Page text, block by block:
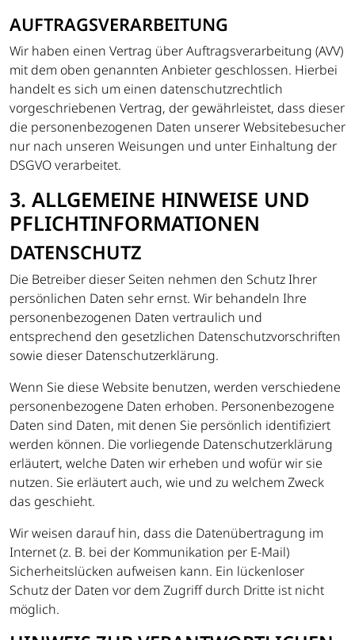
AUFTRAGSVERARBEITUNG
Wir haben einen Vertrag über Auftragsverarbeitung (AVV)
mit dem oben genannten Anbieter geschlossen. Hierbei
handelt es sich um einen datenschutzrechtlich
vorgeschriebenen Vertrag, der gewährleistet, dass dieser
die personenbezogenen Daten unserer Websitebesucher
nur nach unseren Weisungen und unter Einhaltung der
DSGVO verarbeitet.
3. ALLGEMEINE HINWEISE UND
PFLICHT­INFORMATIONEN
DATENSCHUTZ
Die Betreiber dieser Seiten nehmen den Schutz Ihrer
persönlichen Daten sehr ernst. Wir behandeln Ihre
personenbezogenen Daten vertraulich und
entsprechend den gesetzlichen Datenschutzvorschriften
sowie dieser Datenschutzerklärung.
Wenn Sie diese Website benutzen, werden verschiedene
personenbezogene Daten erhoben. Personenbezogene
Daten sind Daten, mit denen Sie persönlich identifiziert
werden können. Die vorliegende Datenschutzerklärung
erläutert, welche Daten wir erheben und wofür wir sie
nutzen. Sie erläutert auch, wie und zu welchem Zweck
das geschieht.
Wir weisen darauf hin, dass die Datenübertragung im
Internet (z. B. bei der Kommunikation per E-Mail)
Sicherheitslücken aufweisen kann. Ein lückenloser
Schutz der Daten vor dem Zugriff durch Dritte ist nicht
möglich.